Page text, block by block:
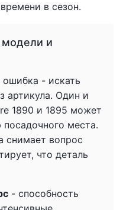
в сезон.
модели и
- искать
артикула. Один и
1890 и 1895 может
места.
снимает вопрос
что деталь
- способность